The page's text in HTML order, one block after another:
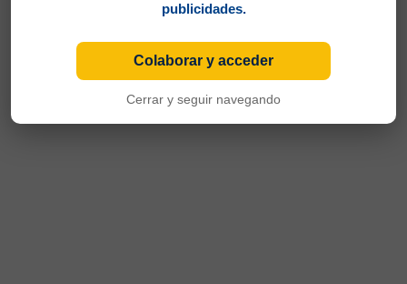
publicidades.
Colaborar y acceder
Cerrar y seguir navegando